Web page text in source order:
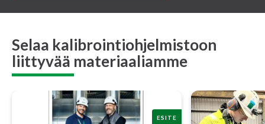
Selaa kalibrointiohjelmistoon
liittyvää materiaaliamme
ESITE